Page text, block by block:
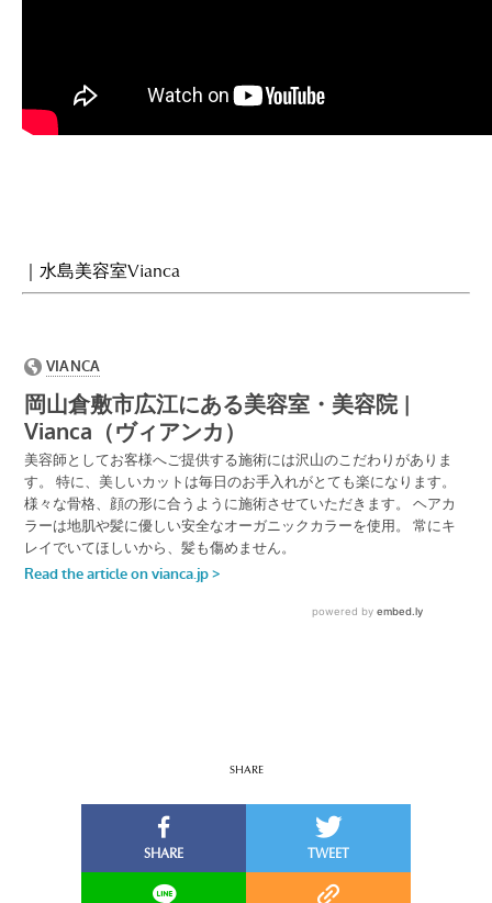
｜水島美容室Vianca
SHARE